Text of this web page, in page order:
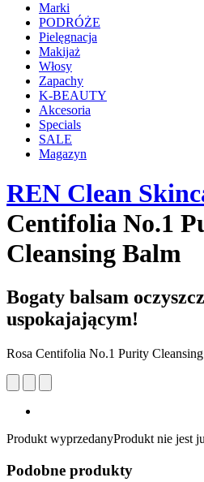
Marki
PODRÓŻE
Pielęgnacja
Makijaż
Włosy
Zapachy
K-BEAUTY
Akcesoria
Specials
SALE
Magazyn
REN Clean
Centifolia No.1
Cleansing Balm
Bogaty balsam
uspokajającym!
Rosa Centifolia No.1 Purity
Produkt wyprzedanyProdukt nie jest
Podobne produkty